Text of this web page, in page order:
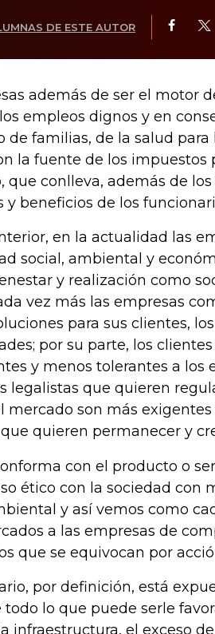
DE ESTE AUTOR
además de ser el motor
empleos dignos y en
de familias, de la salud
la fuente de los
que conlleva, además de
y beneficios de los
en la actualidad las
social, ambiental y
y realización como
vez más las empresas
para sus clientes,
por su parte, los
y menos tolerantes a los
legalistas que quieren
mercado son más
quieren permanecer y
con el producto o
ético con la sociedad con
y así vemos como
a las empresas de
que se equivocan por
por definición, está
lo que puede serle
infraestructura, el exceso